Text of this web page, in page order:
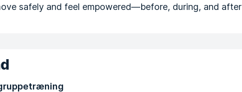
safely and feel empowered—before, during, and after